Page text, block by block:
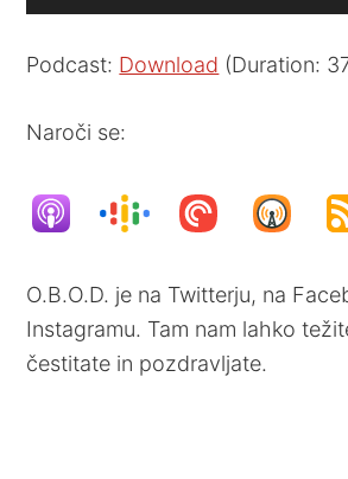
Player
Podcast: Download (Duration:
Naroči se:
O.B.O.D. je na Twitterju, na
Instagramu. Tam nam lahko
čestitate in pozdravljate.